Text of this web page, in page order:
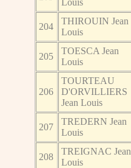
204
THIROUIN Jean
Louis
205
TOESCA Jean
Louis
206
TOURTEAU
D'ORVILLIERS
Jean Louis
207
TREDERN Jean
Louis
208
TREIGNAC Jean
Louis